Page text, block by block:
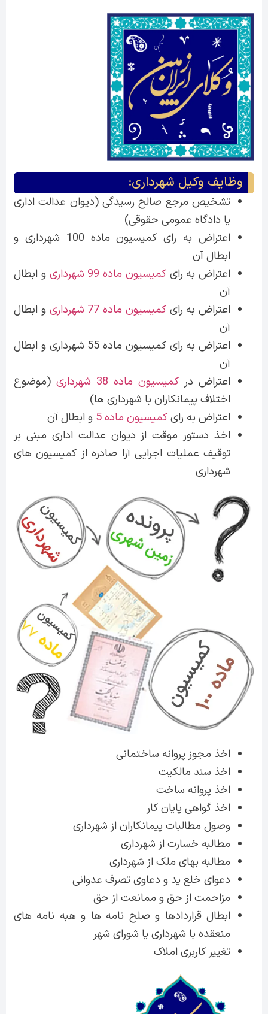
وظایف وکیل شهرداری:
تشخیص مرجع صالح رسیدگی (دیوان عدالت اداری
یا دادگاه عمومی حقوقی)
اعتراض به رای کمیسیون ماده 100 شهرداری و
ابطال آن
اعتراض به رایکمیسیون ماده 99 شهرداری
و ابطال
آن
اعتراض به رایکمیسیون ماده 77 شهرداری
و ابطال
آن
اعتراض به رای کمیسیون ماده 55 شهرداری و ابطال
آن
اعتراض در کمیسیون ماده 38 شهرداری
(موضوع
اختلاف پیمانکاران با شهرداری ها)
اعتراض به رایکمیسیون ماده 5
و ابطال آن
اخذ دستور موقت از دیوان عدالت اداری مبنی بر
توقیف عملیات اجرایی آرا صادره از کمیسیون های
شهرداری
اخذ مجوز پروانه ساختمانی
اخذ سند مالکیت
اخذ پروانه ساخت
اخذ گواهی پایان کار
وصول مطالبات پیمانکاران از شهرداری
مطالبه خسارت از شهرداری
مطالبه بهای ملک از شهرداری
دعوای خلع ید و دعاوی تصرف عدوانی
مزاحمت از حق و ممانعت از حق
ابطال قراردادها و صلح نامه ها و هبه نامه های
منعقده با شهرداری یا شورای شهر
تغییر کاربری املاک